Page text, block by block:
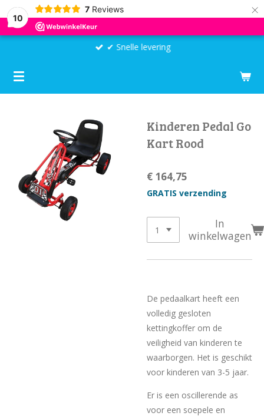
10
7 Reviews ×
✔ Snelle levering
Kinderen Pedal Go
Kart Rood
€ 164,75
GRATIS verzending
In
winkelwagen
De pedaalkart heeft een
volledig gesloten
kettingkoffer om de
veiligheid van kinderen te
waarborgen. Het is geschikt
voor kinderen van 3-5 jaar.
Er is een oscillerende as
voor een soepele en